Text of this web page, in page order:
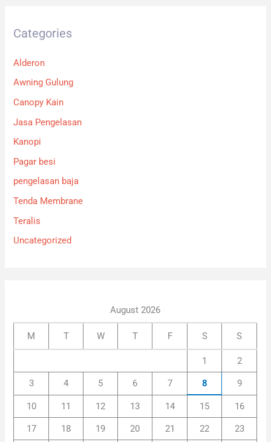
Categories
Alderon
Awning Gulung
Canopy Kain
Jasa Pengelasan
Kanopi
Pagar besi
pengelasan baja
Tenda Membrane
Teralis
Uncategorized
August 2026
M T W T F S S
1 2
3 4 5 6 7 8 9
10 11 12 13 14 15 16
17 18 19 20 21 22 23